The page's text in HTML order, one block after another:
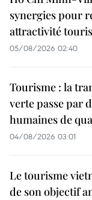
synergies pour
attractivité
05/08/2026 02:40
Tourisme : la
verte passe par
humaines de
04/08/2026 03:01
Le tourisme
de son objectif